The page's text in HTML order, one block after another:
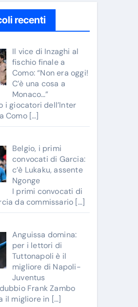
recenti
Il vice di Inzaghi al
fischio finale a
Como: “Non era oggi!
C’è una cosa a
Monaco…”
i giocatori dell’Inter
Como […]
Belgio, i primi
convocati di Garcia:
c’è Lukaku, assente
Ngonge
I primi convocati di
da commissario […]
Anguissa domina:
per i lettori di
Tuttonapoli è il
migliore di Napoli-
Juventus
Frank Zambo
il migliore in […]